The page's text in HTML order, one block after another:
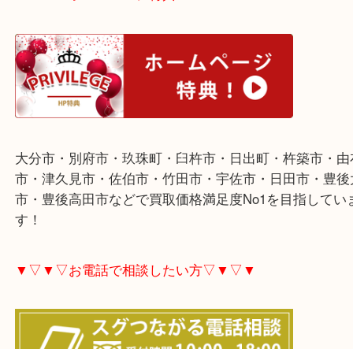
指輪やネックレス等のアクセサリーを大分市のお客
取させていただきました。
金やプラチナ等貴金属各種査定しています。